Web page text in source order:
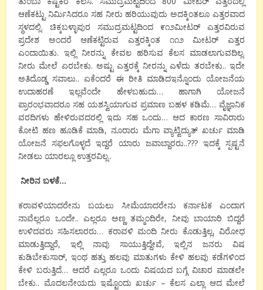
ಆಣೆಕಟ್ಟು ನಿರ್ಮಿಸಿದರೂ ಸಹ ನೀರು ಹರಿಯುವುದು ಅದಕ್ಕಿಂತಲೂ ಎತ್ತರವಾದ
ಸ್ಥಳದಲ್ಲಿ.ಚಿಕ್ಕಬಳ್ಳಾಪುರ ಸಮುದ್ರಮಟ್ಟದಿಂದ ೯೧೨ಮೀಟರ್
ಎತ್ತರವಿರುವ
ಪ್ರದೇಶ
ಅಂದರೆ ಆಣೆಕಟ್ಟಿರುವ ಎತ್ತರಕ್ಕಿಂತ ೧೧೨ ಮೀಟರ್
ಎತ್ತರ
ಎಂದಾಯಿತು.ಇಲ್ಲಿ ನೀರನ್ನು ಕೇವಲ ಹರಿಸುವ ಕೆಲಸ ಮಾಡಲಾಗುವದಿಲ್ಲ.
ನೀರು ಮೇಲೆ ಏರಬೇಕು. ಅಷ್ಟು ಎತ್ತರಕ್ಕೆ ನೀರನ್ನು ಎಳೆದು ತರಬೇಕು.. ಇದೇ
ಅತಿದೊಡ್ಡ ಸವಾಲು..ಏಕೆಂದರೆ ಈ ರೀತಿ ಮಾಡಿದಇನ್ನೊಂದು ಯೋಜನೆಯ
ಉದಾಹರಣೆ
ಇಲ್ಲವೆಂದೇ ಹೇಳಬಹುದು… ಹಾಗಾಗಿ
ಯೋಜನೆ
ಪ್ರಾರಂಭವಾದರೂ ಸಹ ಯಶಸ್ವಿಯಾಗುವ ಪ್ರಮಾಣ ಬಹಳ ಕಡಿಮೆ… ವೈಜ್ಞಾನಿಕ
ವರದಿಗಳು ಹೇಳಿರುವದರಲ್ಲಿ ಇದು ಸಹ ಒಂದು…ಆದ ಕಾರಣ ಸಾವಿರಾರು
ಕೋಟಿ ಹಣ ಹೂಡಿಕೆ ಮಾಡಿ,ನೂರಾರು ಮೆಗಾ ವ್ಯಾಟ್ವಿದ್ಯುತ್ ಖರ್ಚು ಮಾಡಿ
ಯೋಜನೆ ಸಫಲಗೊಳ್ಳದೆ ಇದ್ದರೆ ಯಾರು ಜವಾಬ್ದಾರರು..??? ಇದಕ್ಕೆ ಸ್ಪಷ್ಟನೆ
ನೀಡಲು ಯಾರಲ್ಲೂ ಉತ್ತರವಿಲ್ಲ..
ನೀರಿನ ಬಳಕೆ…
ಕರಾವಳಿಯಾದರೇನು ಬಯಲು ಸೀಮೆಯಾದರೇನು ಕರ್ನಾಟಕ
ಎಂದಾಗ
ನಾವೆಲ್ಲರೂ ಒಂದೇ..ಎಲ್ಲರೂ ಅಣ್ಣ ತಮ್ಮಂದಿರೇ, ನೀವು ಬಾಯಾರಿ ಬಿದ್ದರೆ
ಉಳಿದವರು ಸಹಿಸಲಾರರು… ಕರಾವಳಿ ಮಂದಿ ನೀರು ಕೊಡುತ್ತಿಲ್ಲ, ವಿರೋಧ
ಮಾಡುತ್ತಿದ್ದಾರೆ, ಇಲ್ಲಿ ನಾವು ಸಾಯುತ್ತಿದ್ದೇವೆ,ಇಲ್ಲಿನ ಜನರು
ವಿಷ
ಕುಡಿಬೇಕುಸಾರ್,ಇಂಥ ಹತ್ತು ಹಲವು ಮಾತುಗಳು ಕೇಳಿ ಹಲವು ಕಡೆಗಳಿಂದ
ಕೇಳಿ ಬರುತ್ತಿದೆ… ಆದರೆ ಎಲ್ಲರೂ ಒಂದು ವಿಷಯದ ಬಗ್ಗೆ ವಿಚಾರ ಮಾಡಲೇ
ಬೇಕು.. ಮೊದಲನೇಯದು ಇಷ್ಟೊಂದು ಖರ್ಚು – ಕೆಲಸ ಎಲ್ಲಾ ಆದ ಮೇಲೆ